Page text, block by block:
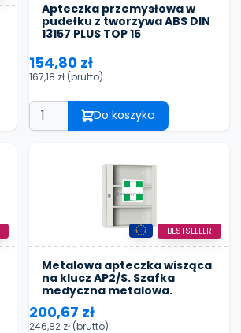
Apteczka przemysłowa w
pudełku z tworzywa ABS DIN
13157 PLUS TOP 15
154,80 zł
167,18 zł (brutto)
Do koszyka
Metalowa apteczka wisząca
na klucz AP2/S. Szafka
medyczna metalowa.
BESTSELLER
200,67 zł
246,82 zł (brutto)